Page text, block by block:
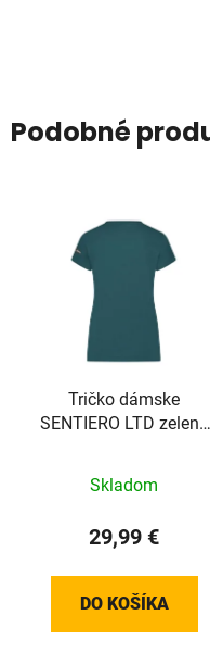
Podobné
Tričko dámske
SENTIERO LTD zelené
Skladom
29,99 €
DO KOŠÍKA